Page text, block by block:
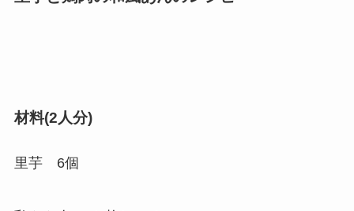
材料(2人分)
里芋 6個